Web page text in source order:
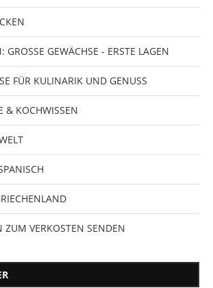
GROSSE GEWÄCHSE - ERSTE LAGEN
FÜR KULINARIK UND GENUSS
& KOCHWISSEN
ZUM VERKOSTEN SENDEN